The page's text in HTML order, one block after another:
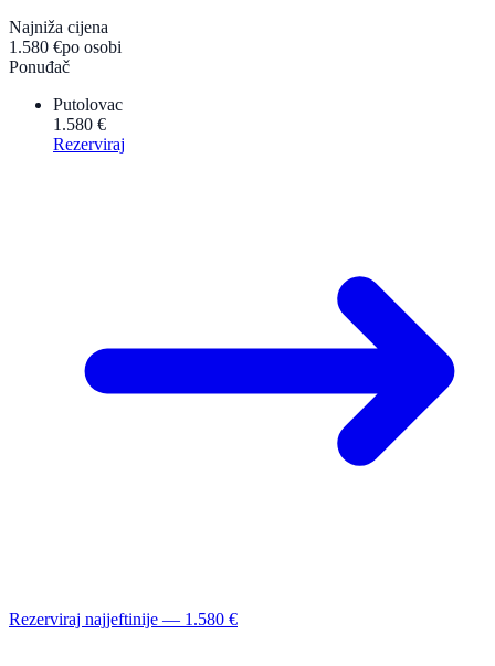
Najniža cijena
1.580 €po osobi
Ponuđač
Putolovac
1.580 €
Rezerviraj
Rezerviraj najjeftinije — 1.580 €